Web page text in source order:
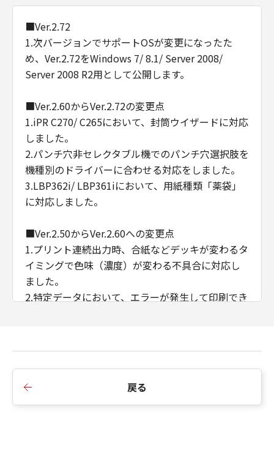
■Ver.2.72
1.次バージョンでサポートOSが変更になったた
め、Ver.2.72をWindows 7/ 8.1/ Server 2008/
Server 2008 R2用として公開します。
■Ver.2.60からVer.2.72の変更点
1.iPR C270/ C265において、封筒ウイザードに対応
しました。
2.パンチ穴非セレクタブル機でのパンチ穴選択肢を
機種別のドライバーに合わせる対応をしました。
3.LBP362i/ LBP361iにおいて、用紙種類「薬袋」
に対応しました。
■Ver.2.50からVer.2.60への変更点
1.プリント連続出力時、合紙などデッキが変わるタ
イミングで色味（濃度）が変わる不具合に対応し
ました。
2.特定データにおいて、エラーが発生して印刷でき
5.AMSのWSD/IPP接続時のIPアドレス/ホスト名の
取得に対応しました。
戻る